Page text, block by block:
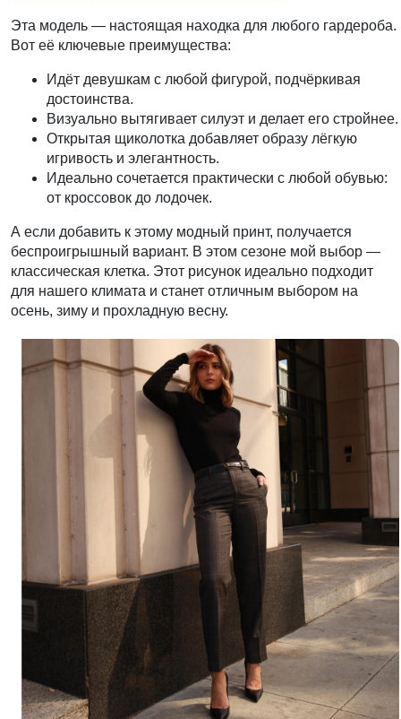
Эта модель — настоящая находка для любого гардероба.
Вот её ключевые преимущества:
Идёт девушкам с любой фигурой, подчёркивая
достоинства.
Визуально вытягивает силуэт и делает его стройнее.
Открытая щиколотка добавляет образу лёгкую
игривость и элегантность.
Идеально сочетается практически с любой обувью:
от кроссовок до лодочек.
А если добавить к этому модный принт, получается
беспроигрышный вариант. В этом сезоне мой выбор —
классическая клетка. Этот рисунок идеально подходит
для нашего климата и станет отличным выбором на
осень, зиму и прохладную весну.